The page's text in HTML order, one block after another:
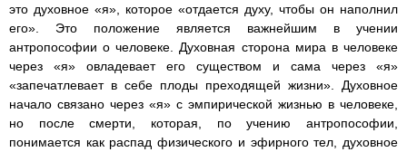
это духовное «я», которое «отдается духу, чтобы он наполнил
его». Это положение является важнейшим в учении
антропософии о человеке. Духовная сторона мира в человеке
через «я» овладевает его существом и сама через «я»
«запечатлевает в себе плоды преходящей жизни». Духовное
начало связано через «я» с эмпирической жизнью в человеке,
но после смерти, которая, по учению антропософии,
понимается как распад физического и эфирного тел, духовное